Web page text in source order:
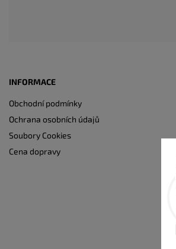
INFORMACE
Obchodní podmínky
Ochrana osobních údajů
Soubory Cookies
Cena dopravy